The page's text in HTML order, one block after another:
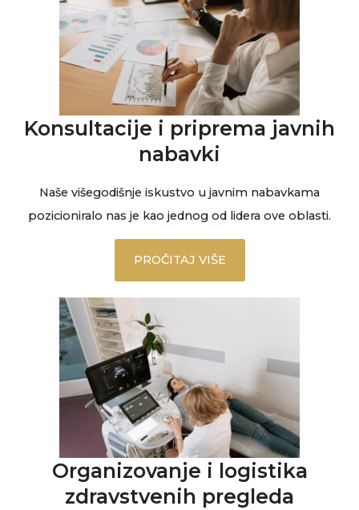
Konsultacije i priprema javnih
nabavki
Naše višegodišnje iskustvo u javnim nabavkama
pozicioniralo nas je kao jednog od lidera ove oblasti.
PROČITAJ VIŠE
Organizovanje i logistika
zdravstvenih pregleda